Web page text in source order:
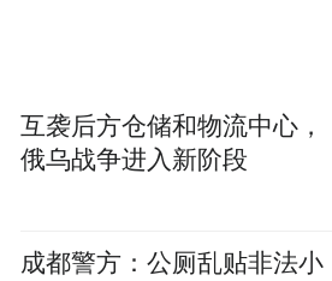
互袭后方仓储和物流中心，
俄乌战争进入新阶段
成都警方：公厕乱贴非法小